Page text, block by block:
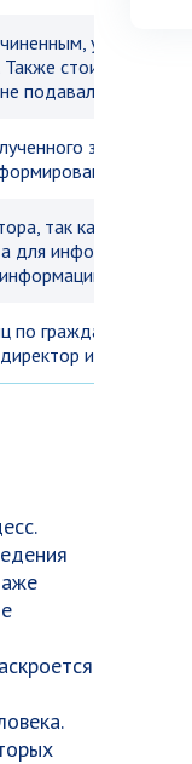
уходящим
стоит подать
подавали сведений
заявления.
ПФРа
так как он никак
для информирования
как Вам
гражданско-
и заверяет